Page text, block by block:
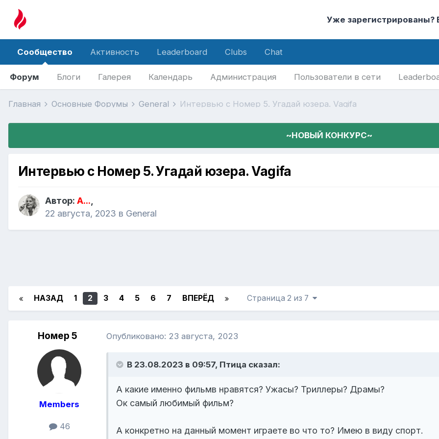
Уже
Сообщество
Форум Блоги Галерея Календарь Администрация Пользователи в сети
Активность Leaderboard Clubs Chat
Главная Основные Форумы General Интервью с Номер 5. Угадай юзера. Vagifa
~НОВЫЙ КОНКУРС~
Интервью с Номер 5. Угадай юзера. Vagifa
Автор: A...,
22 августа, 2023 в General
НАЗАД 1 2 3 4 5 6 7 ВПЕРЁД Страница 2 из 7
Номер 5
Members
46
Опубликовано: 23 августа, 2023
В 23.08.2023 в 09:57, Птица сказал:
А какие именно фильмв нравятся? Ужасы? Триллеры? Драмы?
Ок самый любимый фильм?
А конкретно на данный момент играете во что то? Имею в виду спорт.